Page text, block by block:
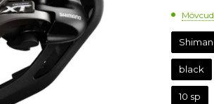
black
10 sp